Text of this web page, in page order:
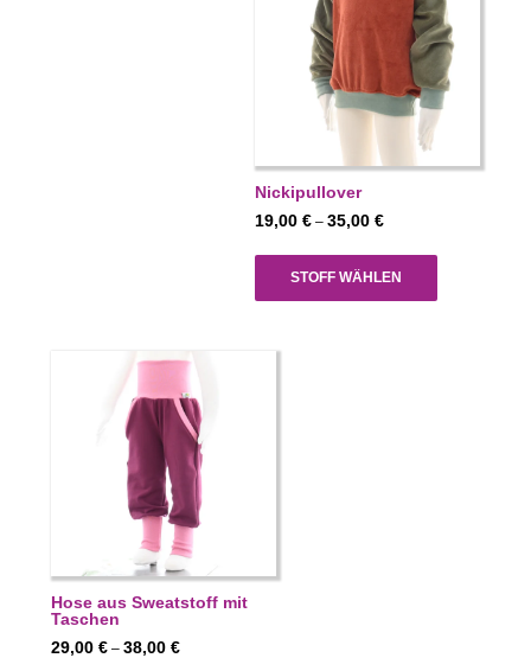
Nickipullover
19,00€ –35,00€Preisspanne:
35,00 €
STOFF WÄHLEN
Hose aus Sweatstoff mit
Taschen
29,00 € – 38,00 €Preisspanne: